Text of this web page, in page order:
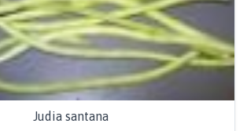
Judia santana